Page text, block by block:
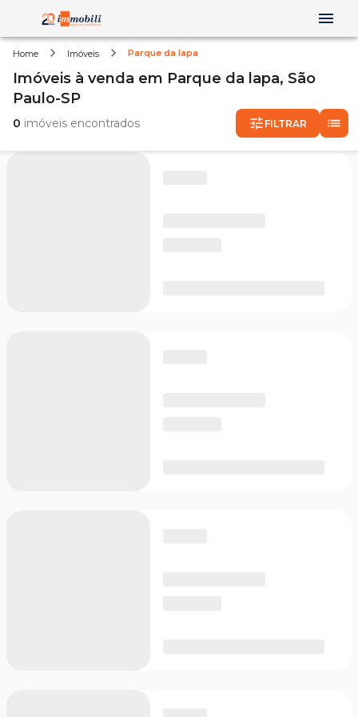
Home Imóveis Parque da lapa
Imóveis à venda em Parque da lapa, São
Paulo-SP
0 imóveis encontrados FILTRAR